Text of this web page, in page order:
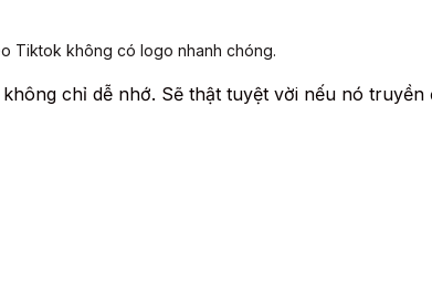
Tiktok không có logo nhanh chóng.
chỉ dễ nhớ. Sẽ thật tuyệt vời nếu nó truyền